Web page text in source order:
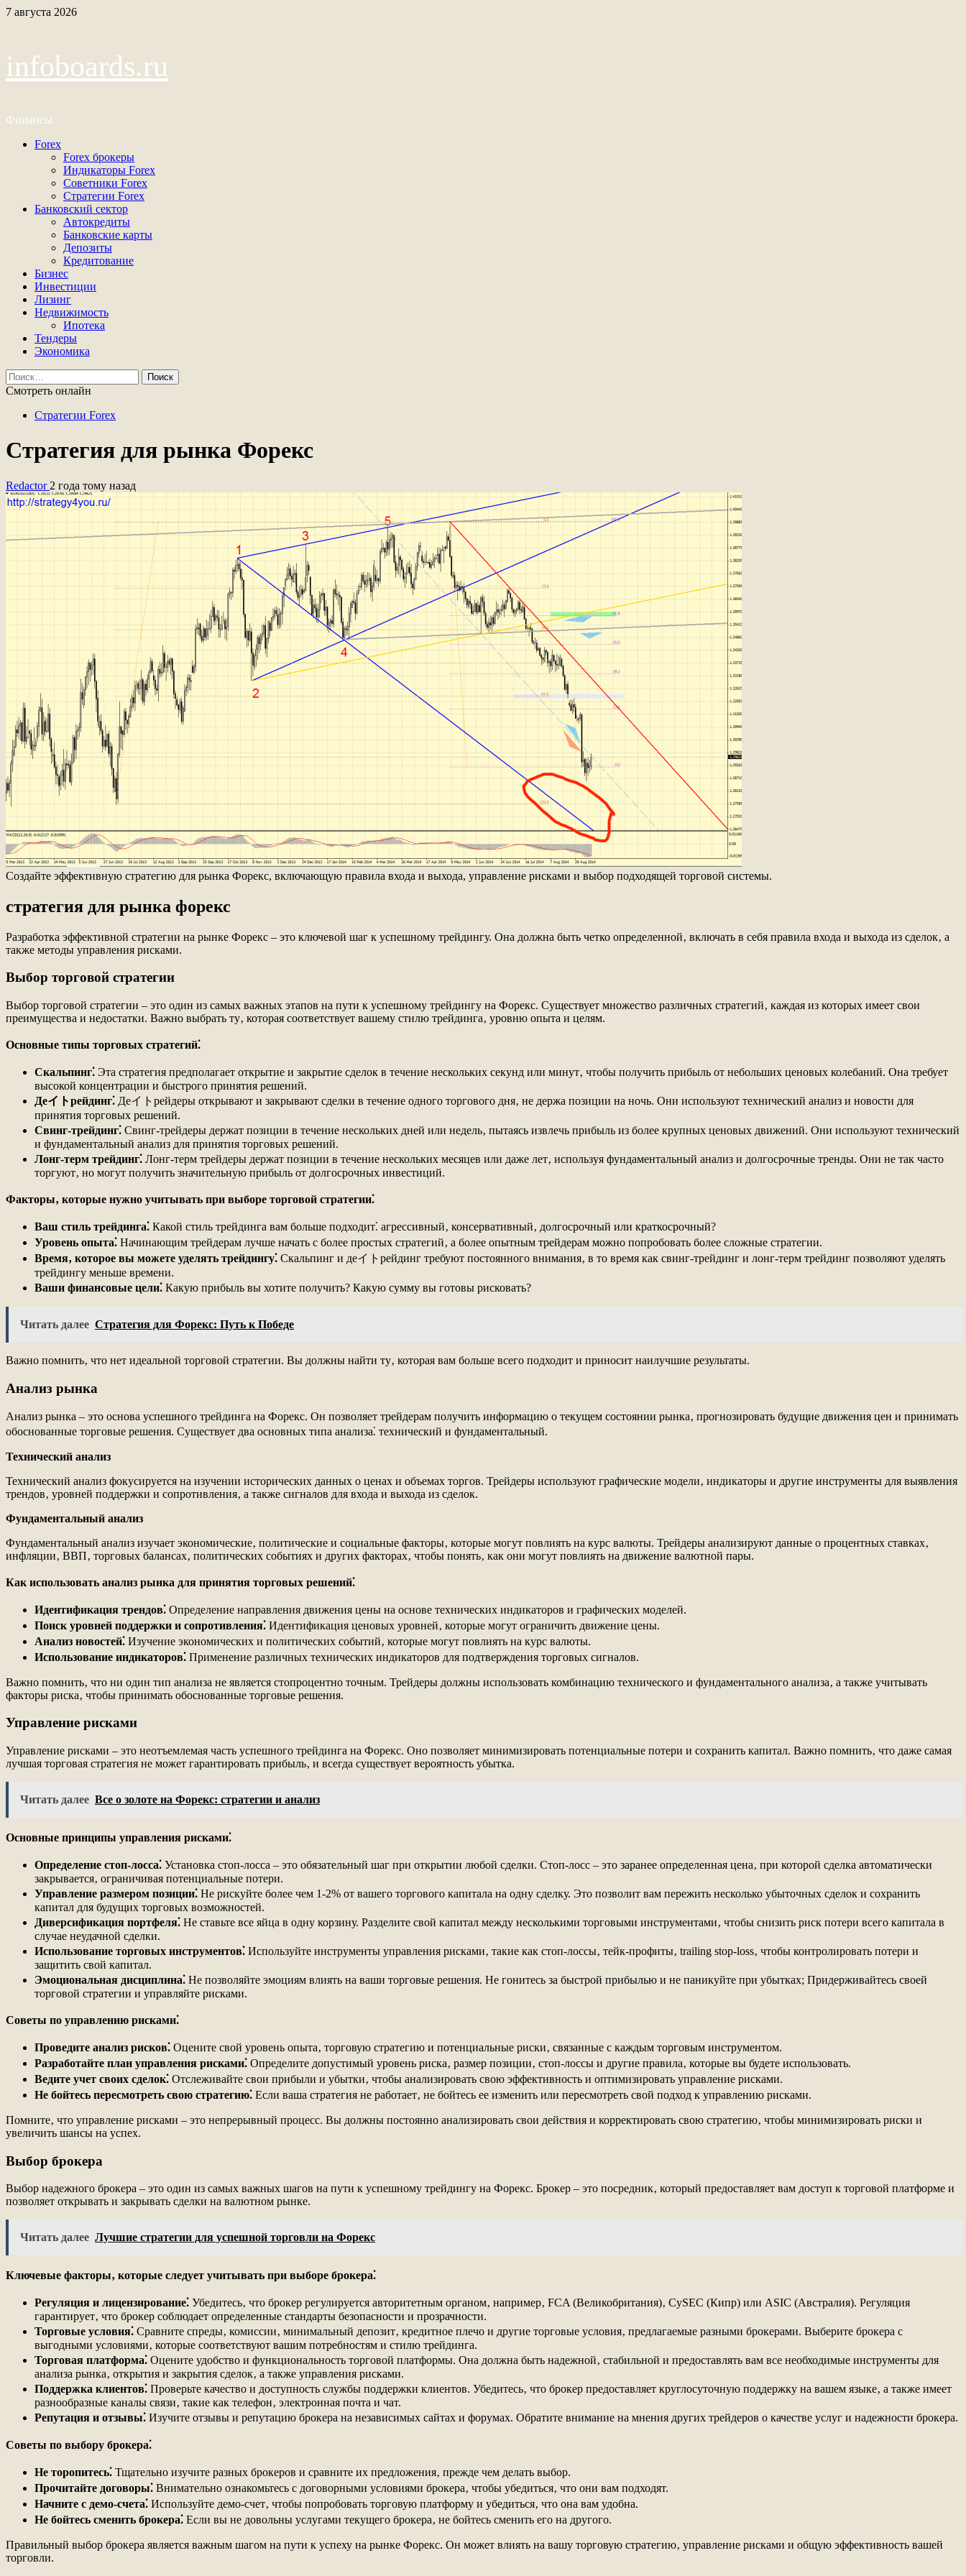
Перейти
7 августа 2026
infoboards.ru
Финансы
Основное
Forex
Forex брокеры
Индикаторы Forex
Советники Forex
Стратегии Forex
Банковский сектор
Автокредиты
Банковские карты
Депозиты
Кредитование
Бизнес
Инвестиции
Лизинг
Недвижимость
Ипотека
Тендеры
Экономика
Найти:
Смотреть онлайн
Стратегии Forex
Стратегия для рынка Форекс
Redactor 2 года тому назад
Создайте эффективную стратегию для рынка Форекс, включающую правила входа и выхода, управление рисками и выбор подходящей торговой системы.
стратегия для рынка форекс
Разработка эффективной стратегии на рынке Форекс – это ключевой шаг к успешному трейдингу. Она должна быть четко определенной‚ включать в себя правила входа и выхода из сделок‚ а
также методы управления рисками.
Выбор торговой стратегии
Выбор торговой стратегии – это один из самых важных этапов на пути к успешному трейдингу на Форекс. Существует множество различных стратегий‚ каждая из которых имеет свои
преимущества и недостатки. Важно выбрать ту‚ которая соответствует вашему стилю трейдинга‚ уровню опыта и целям.
Основные типы торговых стратегий⁚
Скальпинг⁚ Эта стратегия предполагает открытие и закрытие сделок в течение нескольких секунд или минут‚ чтобы получить прибыль от небольших ценовых колебаний. Она требует
высокой концентрации и быстрого принятия решений.
Деイトрейдинг⁚ Деイトрейдеры открывают и закрывают сделки в течение одного торгового дня‚ не держа позиции на ночь. Они используют технический анализ и новости для
принятия торговых решений.
Свинг-трейдинг⁚ Свинг-трейдеры держат позиции в течение нескольких дней или недель‚ пытаясь извлечь прибыль из более крупных ценовых движений. Они используют технический
и фундаментальный анализ для принятия торговых решений.
Лонг-терм трейдинг⁚ Лонг-терм трейдеры держат позиции в течение нескольких месяцев или даже лет‚ используя фундаментальный анализ и долгосрочные тренды. Они не так часто
торгуют‚ но могут получить значительную прибыль от долгосрочных инвестиций.
Факторы‚ которые нужно учитывать при выборе торговой стратегии⁚
Ваш стиль трейдинга⁚ Какой стиль трейдинга вам больше подходит⁚ агрессивный‚ консервативный‚ долгосрочный или краткосрочный?
Уровень опыта⁚ Начинающим трейдерам лучше начать с более простых стратегий‚ а более опытным трейдерам можно попробовать более сложные стратегии.
Время‚ которое вы можете уделять трейдингу⁚ Скальпинг и деイトрейдинг требуют постоянного внимания‚ в то время как свинг-трейдинг и лонг-терм трейдинг позволяют уделять
трейдингу меньше времени.
Ваши финансовые цели⁚ Какую прибыль вы хотите получить? Какую сумму вы готовы рисковать?
Читать далее Стратегия для Форекс: Путь к Победе
Важно помнить‚ что нет идеальной торговой стратегии. Вы должны найти ту‚ которая вам больше всего подходит и приносит наилучшие результаты.
Анализ рынка
Анализ рынка – это основа успешного трейдинга на Форекс. Он позволяет трейдерам получить информацию о текущем состоянии рынка‚ прогнозировать будущие движения цен и принимать
обоснованные торговые решения. Существует два основных типа анализа⁚ технический и фундаментальный.
Технический анализ
Технический анализ фокусируется на изучении исторических данных о ценах и объемах торгов. Трейдеры используют графические модели‚ индикаторы и другие инструменты для выявления
трендов‚ уровней поддержки и сопротивления‚ а также сигналов для входа и выхода из сделок.
Фундаментальный анализ
Фундаментальный анализ изучает экономические‚ политические и социальные факторы‚ которые могут повлиять на курс валюты. Трейдеры анализируют данные о процентных ставках‚
инфляции‚ ВВП‚ торговых балансах‚ политических событиях и других факторах‚ чтобы понять‚ как они могут повлиять на движение валютной пары.
Как использовать анализ рынка для принятия торговых решений⁚
Идентификация трендов⁚ Определение направления движения цены на основе технических индикаторов и графических моделей.
Поиск уровней поддержки и сопротивления⁚ Идентификация ценовых уровней‚ которые могут ограничить движение цены.
Анализ новостей⁚ Изучение экономических и политических событий‚ которые могут повлиять на курс валюты.
Использование индикаторов⁚ Применение различных технических индикаторов для подтверждения торговых сигналов.
Важно помнить‚ что ни один тип анализа не является стопроцентно точным. Трейдеры должны использовать комбинацию технического и фундаментального анализа‚ а также учитывать
факторы риска‚ чтобы принимать обоснованные торговые решения.
Управление рисками
Управление рисками – это неотъемлемая часть успешного трейдинга на Форекс. Оно позволяет минимизировать потенциальные потери и сохранить капитал. Важно помнить‚ что даже самая
лучшая торговая стратегия не может гарантировать прибыль‚ и всегда существует вероятность убытка.
Читать далее Все о золоте на Форекс: стратегии и анализ
Основные принципы управления рисками⁚
Определение стоп-лосса⁚ Установка стоп-лосса – это обязательный шаг при открытии любой сделки. Стоп-лосс – это заранее определенная цена‚ при которой сделка автоматически
закрывается‚ ограничивая потенциальные потери.
Управление размером позиции⁚ Не рискуйте более чем 1-2% от вашего торгового капитала на одну сделку. Это позволит вам пережить несколько убыточных сделок и сохранить
капитал для будущих торговых возможностей.
Диверсификация портфеля⁚ Не ставьте все яйца в одну корзину. Разделите свой капитал между несколькими торговыми инструментами‚ чтобы снизить риск потери всего капитала в
случае неудачной сделки.
Использование торговых инструментов⁚ Используйте инструменты управления рисками‚ такие как стоп-лоссы‚ тейк-профиты‚ trailing stop-loss‚ чтобы контролировать потери и
защитить свой капитал.
Эмоциональная дисциплина⁚ Не позволяйте эмоциям влиять на ваши торговые решения. Не гонитесь за быстрой прибылью и не паникуйте при убытках; Придерживайтесь своей
торговой стратегии и управляйте рисками.
Советы по управлению рисками⁚
Проведите анализ рисков⁚ Оцените свой уровень опыта‚ торговую стратегию и потенциальные риски‚ связанные с каждым торговым инструментом.
Разработайте план управления рисками⁚ Определите допустимый уровень риска‚ размер позиции‚ стоп-лоссы и другие правила‚ которые вы будете использовать.
Ведите учет своих сделок⁚ Отслеживайте свои прибыли и убытки‚ чтобы анализировать свою эффективность и оптимизировать управление рисками.
Не бойтесь пересмотреть свою стратегию⁚ Если ваша стратегия не работает‚ не бойтесь ее изменить или пересмотреть свой подход к управлению рисками.
Помните‚ что управление рисками – это непрерывный процесс. Вы должны постоянно анализировать свои действия и корректировать свою стратегию‚ чтобы минимизировать риски и
увеличить шансы на успех.
Выбор брокера
Выбор надежного брокера – это один из самых важных шагов на пути к успешному трейдингу на Форекс. Брокер – это посредник‚ который предоставляет вам доступ к торговой платформе и
позволяет открывать и закрывать сделки на валютном рынке.
Читать далее Лучшие стратегии для успешной торговли на Форекс
Ключевые факторы‚ которые следует учитывать при выборе брокера⁚
Регуляция и лицензирование⁚ Убедитесь‚ что брокер регулируется авторитетным органом‚ например‚ FCA (Великобритания)‚ CySEC (Кипр) или ASIC (Австралия). Регуляция
гарантирует‚ что брокер соблюдает определенные стандарты безопасности и прозрачности.
Торговые условия⁚ Сравните спреды‚ комиссии‚ минимальный депозит‚ кредитное плечо и другие торговые условия‚ предлагаемые разными брокерами. Выберите брокера с
выгодными условиями‚ которые соответствуют вашим потребностям и стилю трейдинга.
Торговая платформа⁚ Оцените удобство и функциональность торговой платформы. Она должна быть надежной‚ стабильной и предоставлять вам все необходимые инструменты для
анализа рынка‚ открытия и закрытия сделок‚ а также управления рисками.
Поддержка клиентов⁚ Проверьте качество и доступность службы поддержки клиентов. Убедитесь‚ что брокер предоставляет круглосуточную поддержку на вашем языке‚ а также имеет
разнообразные каналы связи‚ такие как телефон‚ электронная почта и чат.
Репутация и отзывы⁚ Изучите отзывы и репутацию брокера на независимых сайтах и форумах. Обратите внимание на мнения других трейдеров о качестве услуг и надежности брокера.
Советы по выбору брокера⁚
Не торопитесь⁚ Тщательно изучите разных брокеров и сравните их предложения‚ прежде чем делать выбор.
Прочитайте договоры⁚ Внимательно ознакомьтесь с договорными условиями брокера‚ чтобы убедиться‚ что они вам подходят.
Начните с демо-счета⁚ Используйте демо-счет‚ чтобы попробовать торговую платформу и убедиться‚ что она вам удобна.
Не бойтесь сменить брокера⁚ Если вы не довольны услугами текущего брокера‚ не бойтесь сменить его на другого.
Правильный выбор брокера является важным шагом на пути к успеху на рынке Форекс. Он может влиять на вашу торговую стратегию‚ управление рисками и общую эффективность вашей
торговли.